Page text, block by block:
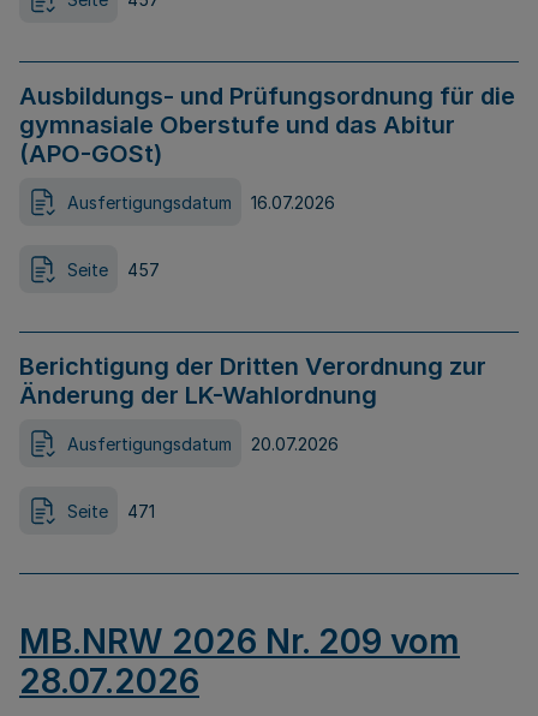
Ausbildungs- und Prüfungsordnung für die
gymnasiale Oberstufe und das Abitur
(APO-GOSt)
Ausfertigungsdatum 16.07.2026
Seite 457
Berichtigung der Dritten Verordnung zur
Änderung der LK-Wahlordnung
Ausfertigungsdatum 20.07.2026
Seite 471
MB.NRW 2026 Nr. 209 vom
28.07.2026